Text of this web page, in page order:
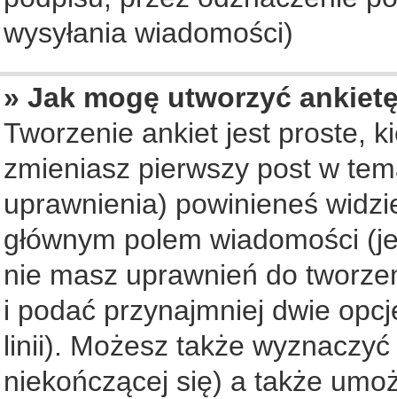
wysyłania wiadomości)
» Jak mogę utworzyć
Tworzenie ankiet jest proste,
zmieniasz pierwszy post w
uprawnienia) powinieneś
głównym polem wiadomości
nie masz uprawnień do
i podać przynajmniej dwie
linii). Możesz także
niekończącej się) a także